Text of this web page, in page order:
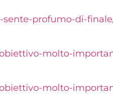
sente-profumo-di-
molto-
molto-